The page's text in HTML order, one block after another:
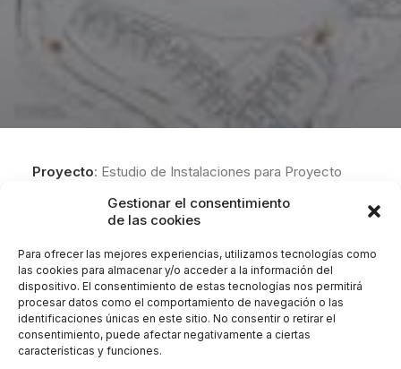
Gestionar el consentimiento
de las cookies
Para ofrecer las mejores experiencias, utilizamos tecnologías como
las cookies para almacenar y/o acceder a la información del
dispositivo. El consentimiento de estas tecnologías nos permitirá
procesar datos como el comportamiento de navegación o las
identificaciones únicas en este sitio. No consentir o retirar el
consentimiento, puede afectar negativamente a ciertas
características y funciones.
Proyecto: Estudio de Instalaciones para Proyecto
Ejecución de 10 Viviendas Unifamiliares y Piscinas en
Perlas del Mar.
Duero», en San Pedro de Alcántara en el T.M. de
Marbella (Málaga).
Promotor: BUILT & DESIGN COSTA DEL SOL, S.L.
Cliente:González & Jacobson Arquitectura.
Encargo:Estudio de Instalaciones para Proyecto de